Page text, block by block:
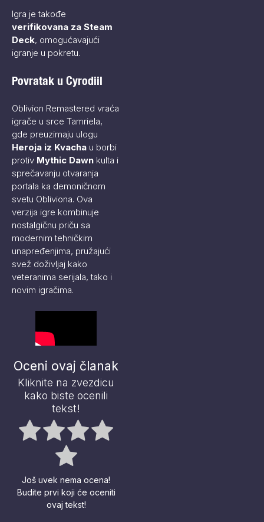
Igra je takođe
verifikovana za Steam
Deck, omogućavajući
igranje u pokretu.
Povratak u Cyrodiil
Oblivion Remastered vraća
igrače u srce Tamriela,
gde preuzimaju ulogu
Heroja iz Kvacha u borbi
protiv Mythic Dawn kulta i
sprečavanju otvaranja
portala ka demoničnom
svetu Obliviona. Ova
verzija igre kombinuje
nostalgičnu priču sa
modernim tehničkim
unapređenjima, pružajući
svež doživljaj kako
veteranima serijala, tako i
novim igračima.
Oceni ovaj članak
Kliknite na zvezdicu
kako biste ocenili
tekst!
Još uvek nema ocena!
Budite prvi koji će oceniti
ovaj tekst!